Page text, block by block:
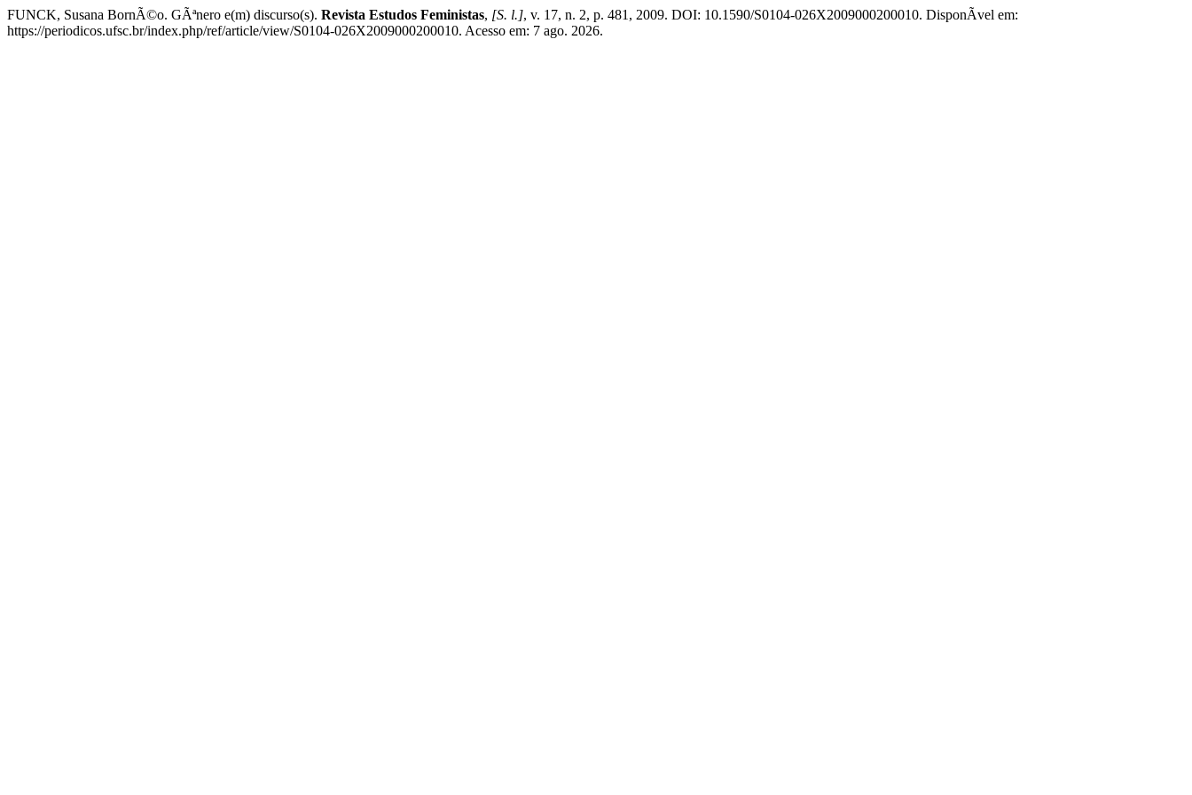
FUNCK, Susana BornÃ©o. GÃªnero e(m) discurso(s). Revista Estudos Feministas, [S. l.], v. 17, n. 2, p. 481, 2009. DOI: 10.1590/S0104-026X2009000200010. DisponÃ­vel em:
https://periodicos.ufsc.br/index.php/ref/article/view/S0104-026X2009000200010. Acesso em: 7 ago. 2026.